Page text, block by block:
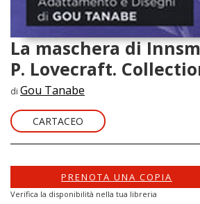
La maschera di
P. Lovecraft.
di Gou Tanabe
CARTACEO
PRENOTA UNA COPIA
Verifica la disponibilità nella tua libreria